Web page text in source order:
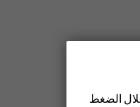
الضغط